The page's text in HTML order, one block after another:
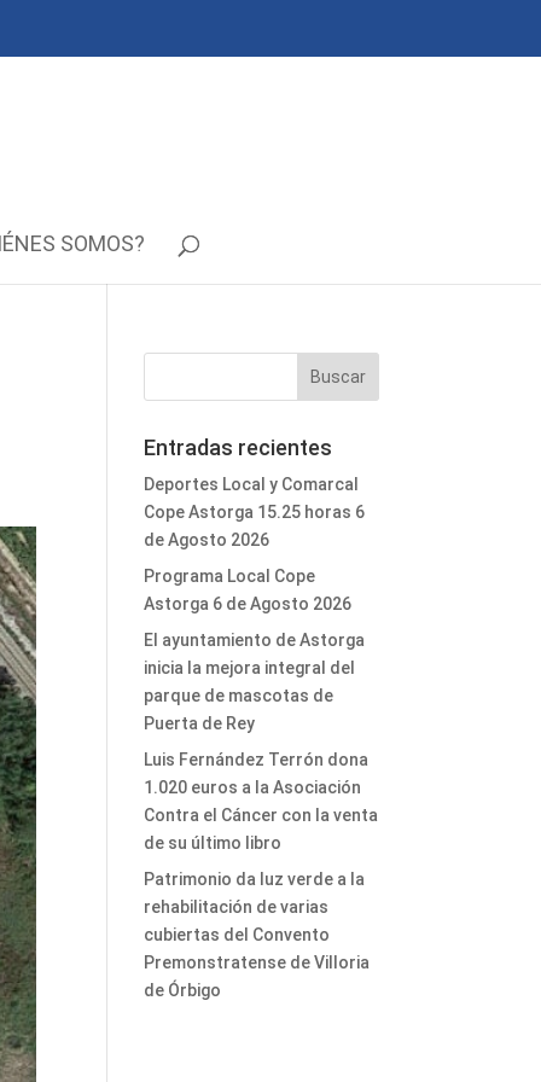
SOMOS?
Entradas recientes
Deportes Local y Comarcal
Cope Astorga 15.25 horas 6
de Agosto 2026
Programa Local Cope
Astorga 6 de Agosto 2026
El ayuntamiento de Astorga
inicia la mejora integral del
parque de mascotas de
Puerta de Rey
Luis Fernández Terrón dona
1.020 euros a la Asociación
Contra el Cáncer con la venta
de su último libro
Patrimonio da luz verde a la
rehabilitación de varias
cubiertas del Convento
Premonstratense de Villoria
de Órbigo